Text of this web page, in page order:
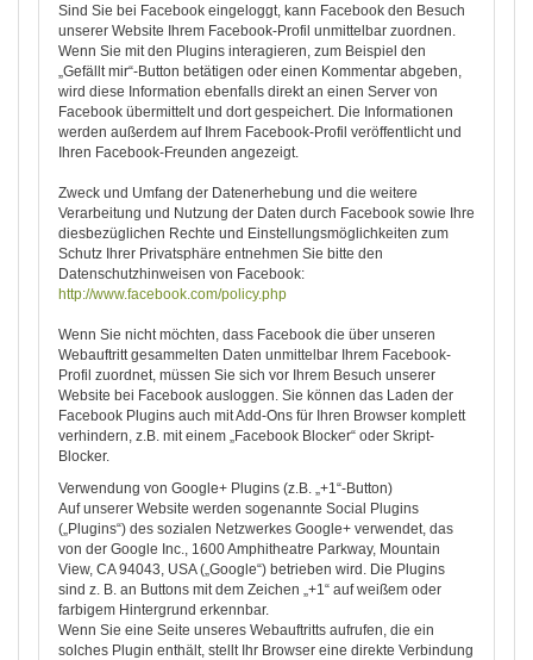
Sind Sie bei Facebook eingeloggt, kann Facebook den Besuch
unserer Website Ihrem Facebook-Profil unmittelbar zuordnen.
Wenn Sie mit den Plugins interagieren, zum Beispiel den
„Gefällt mir“-Button betätigen oder einen Kommentar abgeben,
wird diese Information ebenfalls direkt an einen Server von
Facebook übermittelt und dort gespeichert. Die Informationen
werden außerdem auf Ihrem Facebook-Profil veröffentlicht und
Ihren Facebook-Freunden angezeigt.
Zweck und Umfang der Datenerhebung und die weitere
Verarbeitung und Nutzung der Daten durch Facebook sowie Ihre
diesbezüglichen Rechte und Einstellungsmöglichkeiten zum
Schutz Ihrer Privatsphäre entnehmen Sie bitte den
Datenschutzhinweisen von Facebook:
http://www.facebook.com/policy.php
Wenn Sie nicht möchten, dass Facebook die über unseren
Webauftritt gesammelten Daten unmittelbar Ihrem Facebook-
Profil zuordnet, müssen Sie sich vor Ihrem Besuch unserer
Website bei Facebook ausloggen. Sie können das Laden der
Facebook Plugins auch mit Add-Ons für Ihren Browser komplett
verhindern, z.B. mit einem „Facebook Blocker“ oder Skript-
Blocker.
Verwendung von Google+ Plugins (z.B. „+1“-Button)
Auf unserer Website werden sogenannte Social Plugins
(„Plugins“) des sozialen Netzwerkes Google+ verwendet, das
von der Google Inc., 1600 Amphitheatre Parkway, Mountain
View, CA 94043, USA („Google“) betrieben wird. Die Plugins
sind z. B. an Buttons mit dem Zeichen „+1“ auf weißem oder
farbigem Hintergrund erkennbar.
Wenn Sie eine Seite unseres Webauftritts aufrufen, die ein
solches Plugin enthält, stellt Ihr Browser eine direkte Verbindung